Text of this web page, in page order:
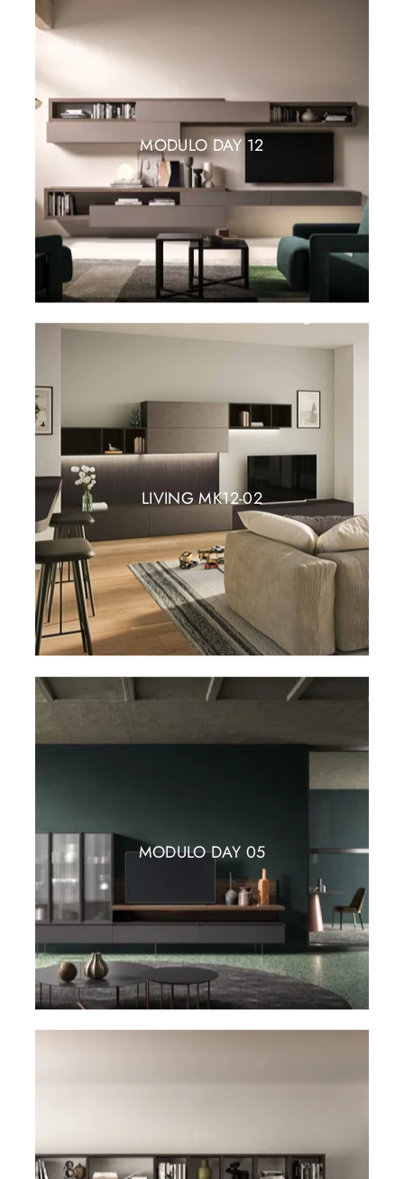
MODULO DAY 12
LIVING MK12-02
MODULO DAY 05